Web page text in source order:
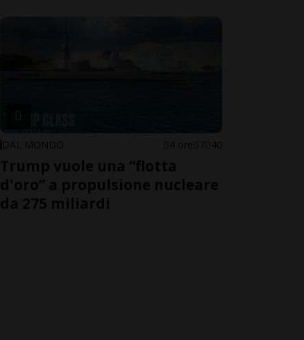
DAL MONDO 4 ore 7 40
Trump vuole una “flotta
d'oro” a propulsione nucleare
da 275 miliardi